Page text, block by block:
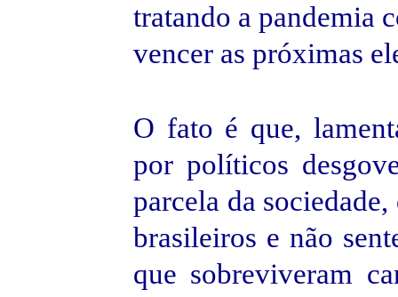
tratando a pandemia
vencer as próximas
O fato é que,
por políticos
parcela da
brasileiros e não
que sobreviveram